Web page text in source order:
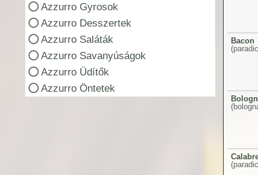
Azzurro Gyrosok
Azzurro Desszertek
Azzurro Saláták
Azzurro Savanyúságok
Azzurro Üdítők
Azzurro Öntetek
Bacon